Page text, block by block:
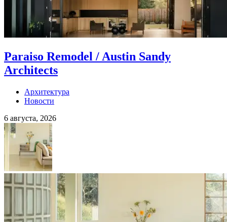
Paraiso Remodel / Austin Sandy
Architects
Архитектура
Новости
6 августа, 2026